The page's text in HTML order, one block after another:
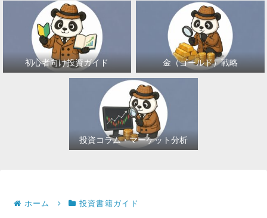
初心者向け投資ガイド 金（ゴールド）戦略
投資コラム・マーケット分析
ホーム 投資書籍ガイド